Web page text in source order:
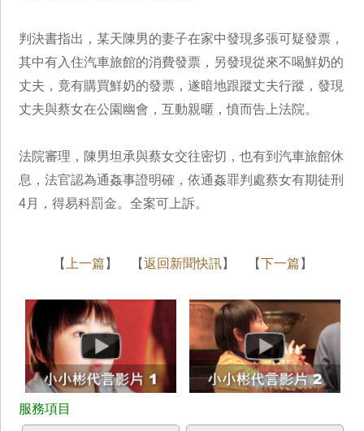
判決書指出，某天陳男的妻子在家中發現多張可疑發票，
其中有入住汽車旅館的消費發票，另發現從來不喝鮮奶的
丈夫，竟有購買鮮奶的發票，遂暗地跟蹤丈夫行蹤，發現
丈夫與蔡女在公園幽會，互動親暱，憤而告上法院。
法院審理，陳男坦承與蔡女交往密切，也有到汽車旅館休
息，法官認為通姦事證明確，依通姦罪判處蔡女有期徒刑
4月，得易科罰金。全案可上訴。
【 上一篇 】 【返回新聞快訊】 【下一篇 】